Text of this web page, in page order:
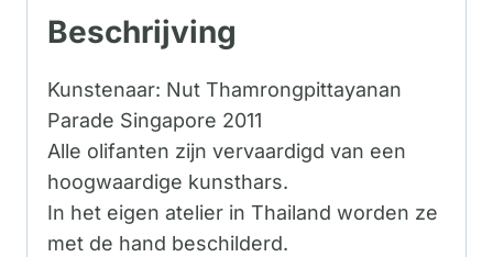
Beschrijving
Kunstenaar: Nut Thamrongpittayanan
Parade Singapore 2011
Alle olifanten zijn vervaardigd van een
hoogwaardige kunsthars.
In het eigen atelier in Thailand worden ze
met de hand beschilderd.